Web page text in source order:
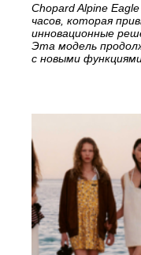
Chopard Alpine
часов, которая
инновационные
Эта модель
с новыми